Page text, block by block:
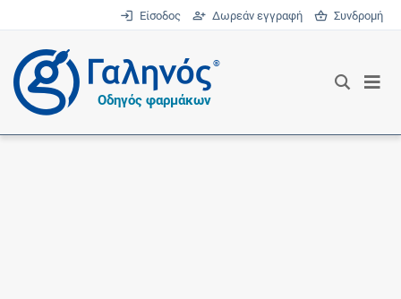
Είσοδος Δωρεάν εγγραφή Συνδρομή
®
Οδηγός φαρμάκων